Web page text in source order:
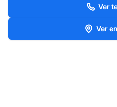
Ver
Ver